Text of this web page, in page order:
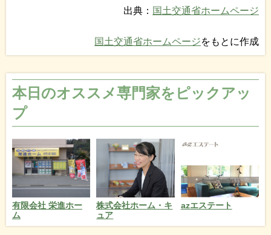
出典： 国土交通省ホームページ
国土交通省ホームページをもとに作成
本日のオススメ専門家をピックアッ
プ
有限会社 栄進ホー
ム
株式会社ホーム・キ
ュア
azエステート